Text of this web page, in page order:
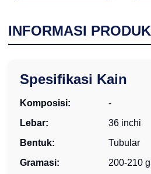
INFORMASI PRODUK
Spesifikasi Kain
Komposisi:
-
Lebar:
36 inchi
Bentuk:
Tubular
Gramasi:
200-210